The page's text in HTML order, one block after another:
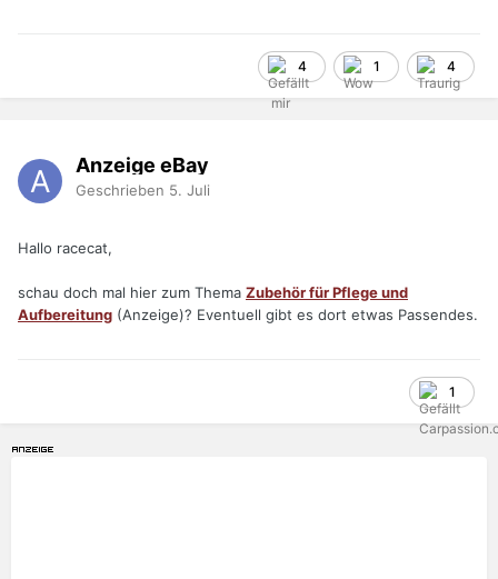
4 1 4
Anzeige eBay
Geschrieben 5. Juli
Hallo racecat,
schau doch mal hier zum Thema Zubehör für Pflege und
Aufbereitung (Anzeige)? Eventuell gibt es dort etwas Passendes.
1